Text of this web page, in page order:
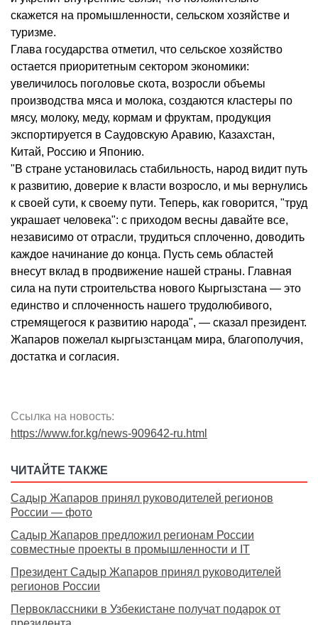
скажется на промышленности, сельском хозяйстве и
туризме.
Глава государства отметил, что сельское хозяйство
остается приоритетным сектором экономики:
увеличилось поголовье скота, возросли объемы
производства мяса и молока, создаются кластеры по
мясу, молоку, меду, кормам и фруктам, продукция
экспортируется в Саудовскую Аравию, Казахстан,
Китай, Россию и Японию.
"В стране установилась стабильность, народ видит путь
к развитию, доверие к власти возросло, и мы вернулись
к своей сути, к своему пути. Теперь, как говорится, "труд
украшает человека": с приходом весны давайте все,
независимо от отрасли, трудиться сплоченно, доводить
каждое начинание до конца. Пусть семь областей
внесут вклад в продвижение нашей страны. Главная
сила на пути строительства нового Кыргызстана — это
единство и сплоченность нашего трудолюбивого,
стремящегося к развитию народа", — сказал президент.
Жапаров пожелал кыргызстанцам мира, благополучия,
достатка и согласия.
Ссылка на новость:
https://www.for.kg/news-909642-ru.html
ЧИТАЙТЕ ТАКЖЕ
Садыр Жапаров принял руководителей регионов
России — фото
Садыр Жапаров предложил регионам России
совместные проекты в промышленности и IT
Президент Садыр Жапаров принял руководителей
регионов России
Первоклассники в Узбекистане получат подарок от